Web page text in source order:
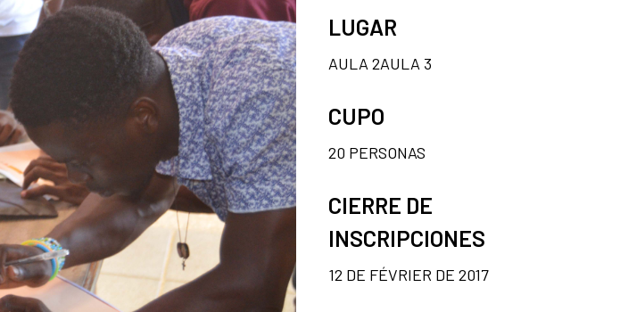
LUGAR
AULA 2AULA 3
CUPO
20 PERSONAS
CIERRE DE
INSCRIPCIONES
12 DE FÉVRIER DE 2017